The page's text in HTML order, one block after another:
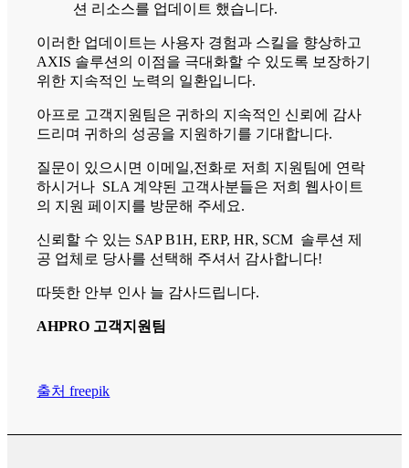
션 리소스를 업데이트 했습니다.
이러한 업데이트는 사용자 경험과 스킬을 향상하고
AXIS 솔루션의 이점을 극대화할 수 있도록 보장하기
위한 지속적인 노력의 일환입니다.
아프로 고객지원팀은 귀하의 지속적인 신뢰에 감사
드리며 귀하의 성공을 지원하기를 기대합니다.
질문이 있으시면 이메일,전화로 저희 지원팀에 연락
하시거나 SLA 계약된 고객사분들은 저희 웹사이트
의 지원 페이지를 방문해 주세요.
신뢰할 수 있는 SAP B1H, ERP, HR, SCM 솔루션 제
공 업체로 당사를 선택해 주셔서 감사합니다!
따뜻한 안부 인사 늘 감사드립니다.
AHPRO 고객지원팀
출처 freepik